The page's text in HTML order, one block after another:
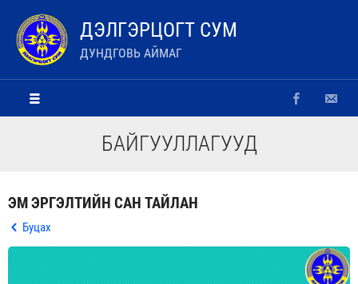
ДЭЛГЭРЦОГТ СУМ
ДУНДГОВЬ АЙМАГ
БАЙГУУЛЛАГУУД
ЭМ ЭРГЭЛТИЙН САН ТАЙЛАН
Буцах